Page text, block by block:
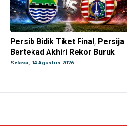
Persib Bidik Tiket Final, Persija
Bertekad Akhiri Rekor Buruk
Selasa, 04 Agustus 2026